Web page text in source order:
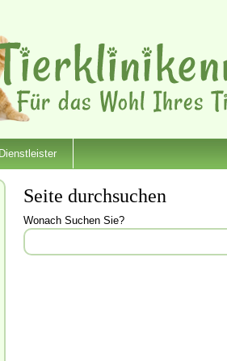
Seite durchsuchen
Wonach Suchen Sie?